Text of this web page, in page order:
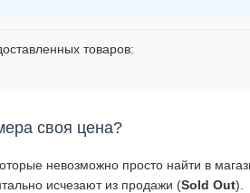
товаров:
своя цена?
невозможно просто найти в
исчезают из продажи (Sold Out).